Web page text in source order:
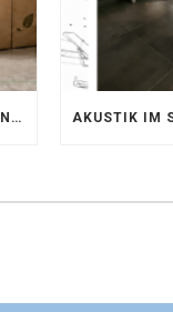
PLANEX: VERPACKUNGSLIZENZIERUNG ÜBER LIZENZERO & LUCID 2026